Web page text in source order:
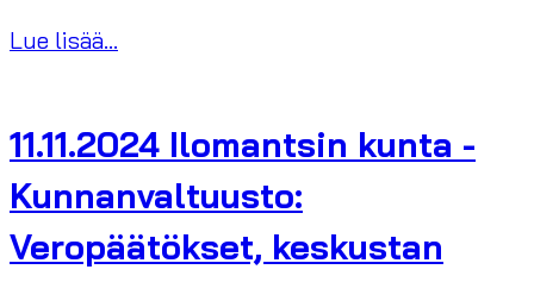
Lue lisää...
11.11.2024 Ilomantsin kunta -
Kunnanvaltuusto:
Veropäätökset, keskustan